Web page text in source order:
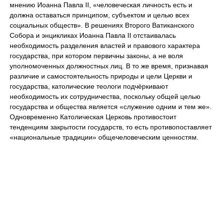
мнению Иоанна Павла II, «человеческая личность есть и
должна оставаться принципом, субъектом и целью всех
социальных обществ». В решениях Второго Ватиканского
Собора и энцикликах Иоанна Павла II отстаивалась
необходимость разделения властей и правового характера
государства, при котором первичны законы, а не воля
уполномоченных должностных лиц. В то же время, признавая
различие и самостоятельность природы и цели Церкви и
государства, католические теологи подчёркивают
необходимость их сотрудничества, поскольку общей целью
государства и общества является «служение одним и тем же».
Одновременно Католическая Церковь противостоит
тенденциям закрытости государств, то есть противопоставляет
«национальные традиции» общечеловеческим ценностям.